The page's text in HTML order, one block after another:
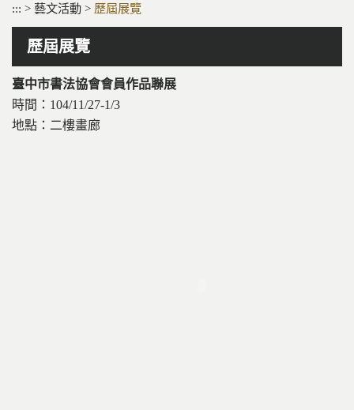
::: > 藝文活動 > 歷屆展覽
歷屆展覽
臺中市書法協會會員作品聯展
時間：104/11/27-1/3
地點：二樓畫廊